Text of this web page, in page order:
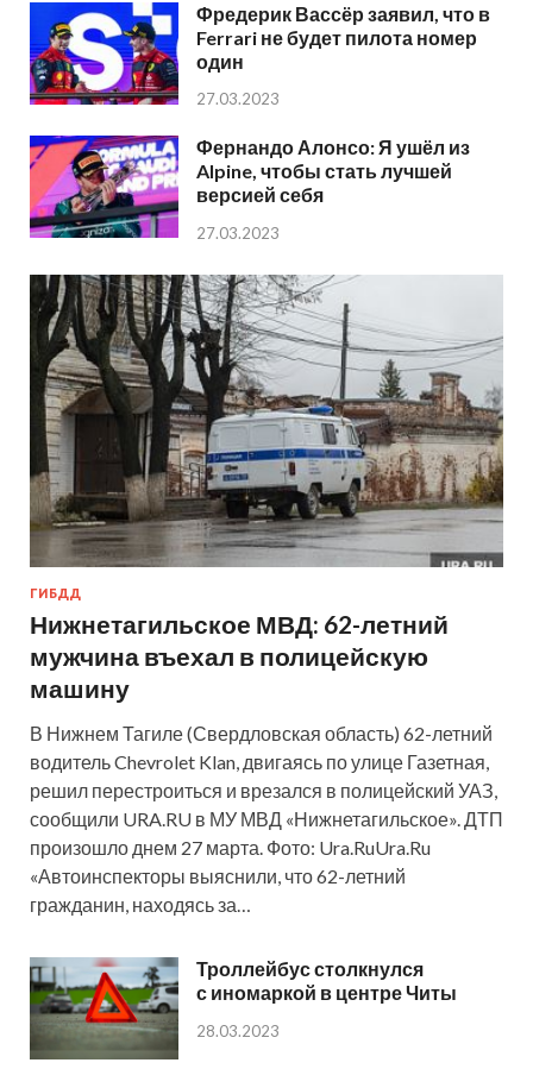
Фредерик Вассёр заявил, что в
Ferrari не будет пилота номер
один
27.03.2023
Фернандо Алонсо: Я ушёл из
Alpine, чтобы стать лучшей
версией себя
27.03.2023
ГИБДД
Нижнетагильское МВД: 62-летний
мужчина въехал в полицейскую
машину
В Нижнем Тагиле (Свердловская область) 62-летний
водитель Chevrolet Klan, двигаясь по улице Газетная,
решил перестроиться и врезался в полицейский УАЗ,
сообщили URA.RU в МУ МВД «Нижнетагильское». ДТП
произошло днем 27 марта. Фото: Ura.RuUra.Ru
«Автоинспекторы выяснили, что 62-летний
гражданин, находясь за…
Троллейбус столкнулся
с иномаркой в центре Читы
28.03.2023